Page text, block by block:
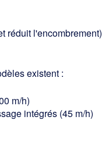
réduit l'encombrement)
existent :
m/h)
intégrés (45 m/h)